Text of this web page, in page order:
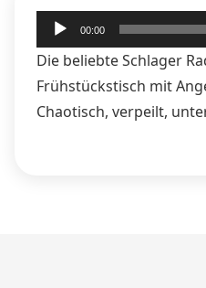
Audio-
Player
00:00
Die beliebte Schlager
Frühstückstisch mit
Chaotisch, verpeilt,